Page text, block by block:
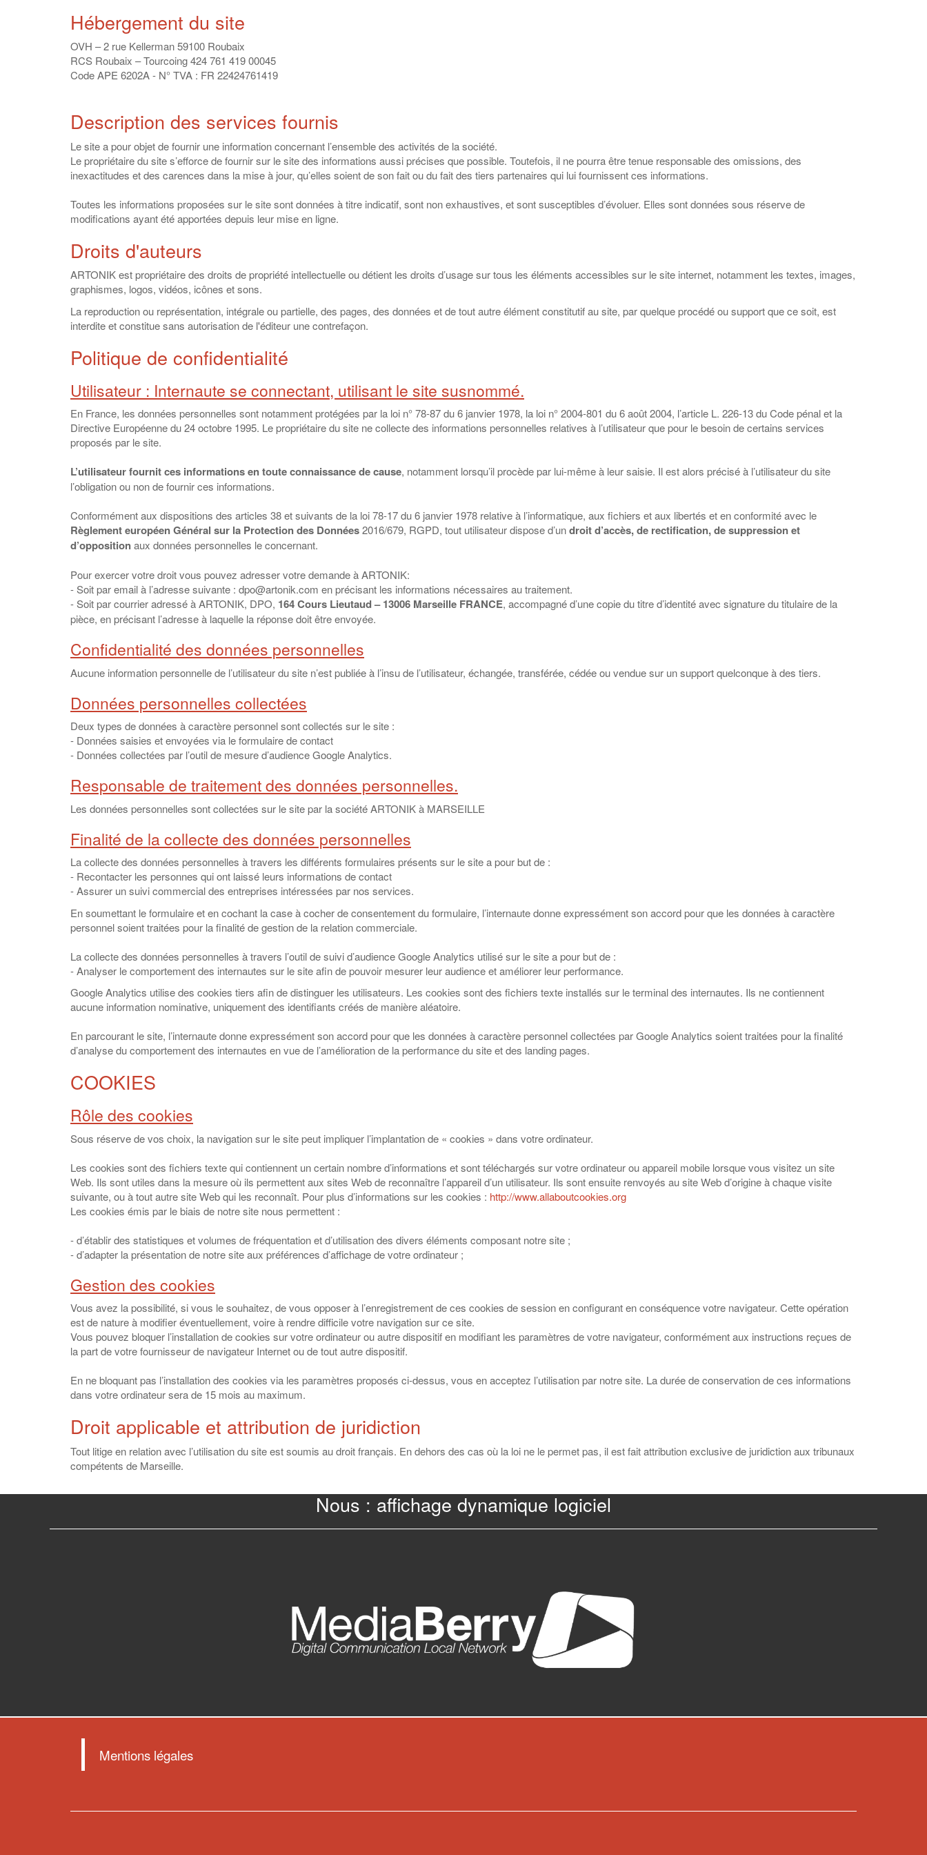
Hébergement du site
OVH – 2 rue Kellerman 59100 Roubaix
RCS Roubaix – Tourcoing 424 761 419 00045
Code APE 6202A - N° TVA : FR 22424761419
Description des services fournis
Le site a pour objet de fournir une information concernant l’ensemble des activités de la société.
Le propriétaire du site s’efforce de fournir sur le site des informations aussi précises que possible. Toutefois, il ne pourra être tenue responsable des omissions, des
inexactitudes et des carences dans la mise à jour, qu’elles soient de son fait ou du fait des tiers partenaires qui lui fournissent ces informations.
Toutes les informations proposées sur le site sont données à titre indicatif, sont non exhaustives, et sont susceptibles d’évoluer. Elles sont données sous réserve de
modifications ayant été apportées depuis leur mise en ligne.
Droits d'auteurs
ARTONIK est propriétaire des droits de propriété intellectuelle ou détient les droits d’usage sur tous les éléments accessibles sur le site internet, notamment les textes, images,
graphismes, logos, vidéos, icônes et sons.
La reproduction ou représentation, intégrale ou partielle, des pages, des données et de tout autre élément constitutif au site, par quelque procédé ou support que ce soit, est
interdite et constitue sans autorisation de l'éditeur une contrefaçon.
Politique de confidentialité
Utilisateur : Internaute se connectant, utilisant le site susnommé.
En France, les données personnelles sont notamment protégées par la loi n° 78-87 du 6 janvier 1978, la loi n° 2004-801 du 6 août 2004, l’article L. 226-13 du Code pénal et la
Directive Européenne du 24 octobre 1995. Le propriétaire du site ne collecte des informations personnelles relatives à l’utilisateur que pour le besoin de certains services
proposés par le site.
L’utilisateur fournit ces informations en toute connaissance de cause, notamment lorsqu’il procède par lui-même à leur saisie. Il est alors précisé à l’utilisateur du site
l’obligation ou non de fournir ces informations.
Conformément aux dispositions des articles 38 et suivants de la loi 78-17 du 6 janvier 1978 relative à l’informatique, aux fichiers et aux libertés et en conformité avec le
Règlement européen Général sur la Protection des Données2016/679, RGPD, tout utilisateur dispose d’undroit d’accès, de rectification, de suppression et
d’oppositionaux données personnelles le concernant.
Pour exercer votre droit vous pouvez adresser votre demande à ARTONIK:
- Soit par email à l’adresse suivante : dpo@artonik.com en précisant les informations nécessaires au traitement.
- Soit par courrier adressé à ARTONIK, DPO, 164 Cours Lieutaud – 13006 Marseille FRANCE, accompagné d’une copie du titre d’identité avec signature du titulaire de la
pièce, en précisant l’adresse à laquelle la réponse doit être envoyée.
Confidentialité des données personnelles
Aucune information personnelle de l’utilisateur du site n’est publiée à l’insu de l’utilisateur, échangée, transférée, cédée ou vendue sur un support quelconque à des tiers.
Données personnelles collectées
Deux types de données à caractère personnel sont collectés sur le site :
- Données saisies et envoyées via le formulaire de contact
- Données collectées par l’outil de mesure d’audience Google Analytics.
Responsable de traitement des données personnelles.
Les données personnelles sont collectées sur le site par la société ARTONIK à MARSEILLE
Finalité de la collecte des données personnelles
La collecte des données personnelles à travers les différents formulaires présents sur le site a pour but de :
- Recontacter les personnes qui ont laissé leurs informations de contact
- Assurer un suivi commercial des entreprises intéressées par nos services.
En soumettant le formulaire et en cochant la case à cocher de consentement du formulaire, l’internaute donne expressément son accord pour que les données à caractère
personnel soient traitées pour la finalité de gestion de la relation commerciale.
La collecte des données personnelles à travers l’outil de suivi d’audience Google Analytics utilisé sur le site a pour but de :
- Analyser le comportement des internautes sur le site afin de pouvoir mesurer leur audience et améliorer leur performance.
Google Analytics utilise des cookies tiers afin de distinguer les utilisateurs. Les cookies sont des fichiers texte installés sur le terminal des internautes. Ils ne contiennent
aucune information nominative, uniquement des identifiants créés de manière aléatoire.
En parcourant le site, l’internaute donne expressément son accord pour que les données à caractère personnel collectées par Google Analytics soient traitées pour la finalité
d’analyse du comportement des internautes en vue de l’amélioration de la performance du site et des landing pages.
COOKIES
Rôle des cookies
Sous réserve de vos choix, la navigation sur le site peut impliquer l’implantation de « cookies » dans votre ordinateur.
Les cookies sont des fichiers texte qui contiennent un certain nombre d’informations et sont téléchargés sur votre ordinateur ou appareil mobile lorsque vous visitez un site
Web. Ils sont utiles dans la mesure où ils permettent aux sites Web de reconnaître l’appareil d’un utilisateur. Ils sont ensuite renvoyés au site Web d’origine à chaque visite
suivante, ou à tout autre site Web qui les reconnaît. Pour plus d’informations sur les cookies : http://www.allaboutcookies.org
Les cookies émis par le biais de notre site nous permettent :
- d’établir des statistiques et volumes de fréquentation et d’utilisation des divers éléments composant notre site ;
- d’adapter la présentation de notre site aux préférences d’affichage de votre ordinateur ;
Gestion des cookies
Vous avez la possibilité, si vous le souhaitez, de vous opposer à l’enregistrement de ces cookies de session en configurant en conséquence votre navigateur. Cette opération
est de nature à modifier éventuellement, voire à rendre difficile votre navigation sur ce site.
Vous pouvez bloquer l’installation de cookies sur votre ordinateur ou autre dispositif en modifiant les paramètres de votre navigateur, conformément aux instructions reçues de
la part de votre fournisseur de navigateur Internet ou de tout autre dispositif.
En ne bloquant pas l’installation des cookies via les paramètres proposés ci-dessus, vous en acceptez l’utilisation par notre site. La durée de conservation de ces informations
dans votre ordinateur sera de 15 mois au maximum.
Droit applicable et attribution de juridiction
Tout litige en relation avec l’utilisation du site est soumis au droit français. En dehors des cas où la loi ne le permet pas, il est fait attribution exclusive de juridiction aux tribunaux
compétents de Marseille.
Nous : affichage dynamique logiciel
Mentions légales